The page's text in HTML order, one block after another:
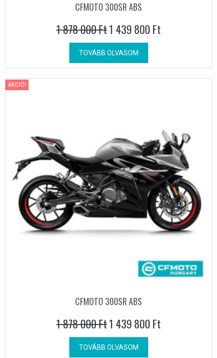
CFMOTO 300SR ABS
1 878 000Ft1 439 800 Ft
TOVÁBB OLVASOM
AKCIÓ!
CFMOTO 300SR ABS
1 878 000Ft1 439 800 Ft
TOVÁBB OLVASOM